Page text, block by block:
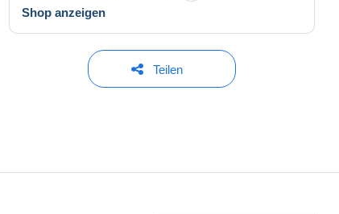
Shop anzeigen
Teilen